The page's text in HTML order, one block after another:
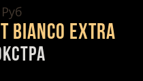
Pуб
Bianco Extra